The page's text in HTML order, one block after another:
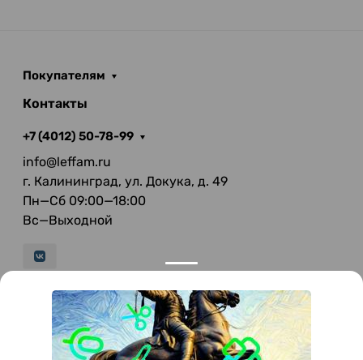
Покупателям
Контакты
+7 (4012) 50-78-99
info@leffam.ru
г. Калининград, ул. Докука, д. 49
Пн—Сб 09:00—18:00
Вс—Выходной
© 2026 LeFFAM — материалы для качественной
мягкой мебели
Получение и обработка персональных данных происходит в